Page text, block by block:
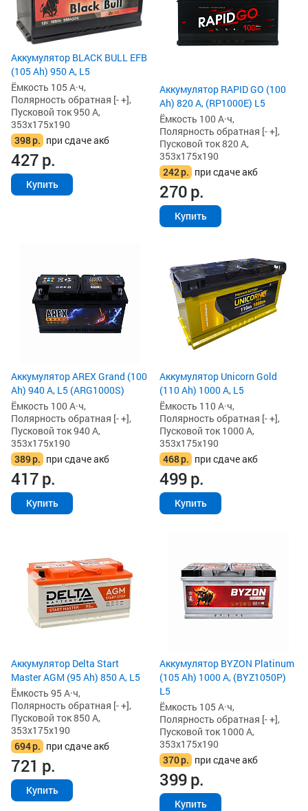
Аккумулятор BLACK BULL EFB
(105 Ah) 950 А, L5
Ёмкость 105 А·ч,
Полярность обратная [- +],
Пусковой ток 950 А,
353x175x190
398р. при сдаче акб
427р.
Купить
Аккумулятор RAPID GO (100
Ah) 820 А, (RP1000E) L5
Ёмкость 100 А·ч,
Полярность обратная [- +],
Пусковой ток 820 А,
353x175x190
242р. при сдаче акб
270р.
Купить
Аккумулятор AREX Grand (100
Ah) 940 А, L5 (ARG1000S)
Ёмкость 100 А·ч,
Полярность обратная [- +],
Пусковой ток 940 А,
353x175x190
389р. при сдаче акб
417р.
Купить
Аккумулятор Unicorn Gold
(110 Ah) 1000 А, L5
Ёмкость 110 А·ч,
Полярность обратная [- +],
Пусковой ток 1000 А,
353x175x190
468р. при сдаче акб
499р.
Купить
Аккумулятор Delta Start
Master AGM (95 Ah) 850 А, L5
Ёмкость 95 А·ч,
Полярность обратная [- +],
Пусковой ток 850 А,
353x175x190
694р. при сдаче акб
721 р.
Купить
Аккумулятор BYZON Platinum
(105 Ah) 1000 А, (BYZ1050P)
L5
Ёмкость 105 А·ч,
Полярность обратная [- +],
Пусковой ток 1000 А,
353x175x190
370р. при сдаче акб
399р.
Купить